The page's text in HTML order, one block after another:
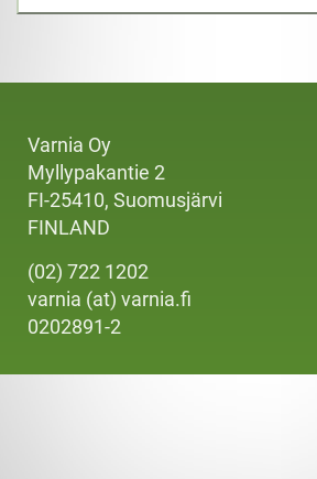
Varnia Oy
Myllypakantie 2
FI-25410, Suomusjärvi
FINLAND
(02) 722 1202
varnia (at) varnia.fi
0202891-2